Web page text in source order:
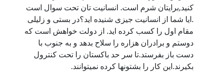
كنيد,برايتان شرم است. انسانيت تان تحت سوال است
.ايا شما از انسانيت جيزى شنيده ايد؟در بستى و زليلى
مقام اول را كسب كرده ايد. از دولت خواهش است كه
دوستم و برادران هزاره را سلاح بدهد و به جنوب با
دست باز بفرستد.تا سر حد باكستان را تحت كنترول
بكيرند.اين كار را بشتونها كرده نميتوانند.